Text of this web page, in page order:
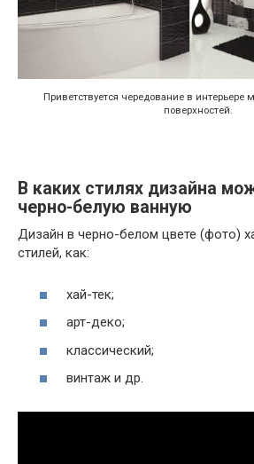
Приветствуется чередование в интерьере
поверхностей.
В каких стилях дизайна
черно-белую ванную
Дизайн в черно-белом цвете (фото)
стилей, как:
хай-тек;
арт-деко;
классический;
винтаж и др.